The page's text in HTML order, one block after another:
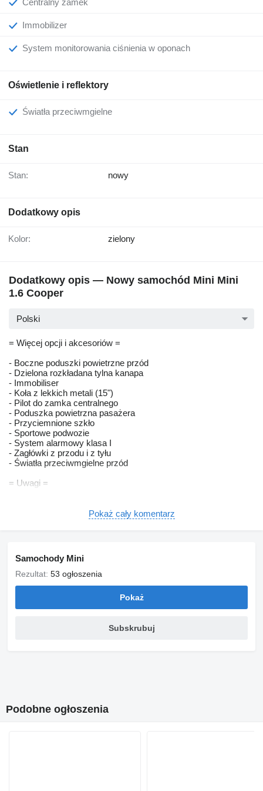
Centralny zamek
Immobilizer
System monitorowania ciśnienia w oponach
Oświetlenie i reflektory
Światła przeciwmgielne
Stan
Stan: nowy
Dodatkowy opis
Kolor: zielony
Dodatkowy opis — Nowy samochód Mini Mini
1.6 Cooper
Polski
= Więcej opcji i akcesoriów =
- Boczne poduszki powietrzne przód
- Dzielona rozkładana tylna kanapa
- Immobiliser
- Koła z lekkich metali (15")
- Pilot do zamka centralnego
- Poduszka powietrzna pasażera
- Przyciemnione szkło
- Sportowe podwozie
- System alarmowy klasa I
- Zagłówki z przodu i z tyłu
- Światła przeciwmgielne przód
= Uwagi =
Tijdens de veiling kunnen foto’s, video’s en de omschrijving
worden aangevuld.
De Hallen 1, 9723 TW Groningen
Kod modelu: R50
Pokaż cały komentarz
Samochody Mini
Rezultat: 53 ogłoszenia
Pokaż
Subskrubuj
Podobne ogłoszenia